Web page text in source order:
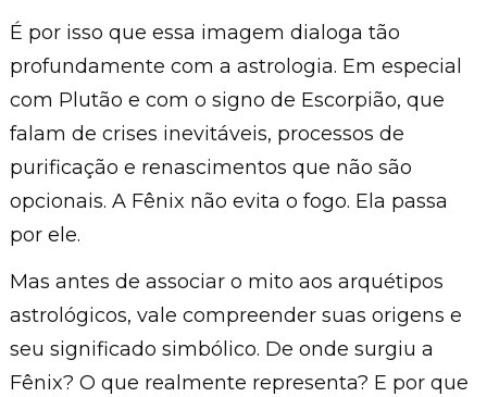
É por isso que essa imagem dialoga tão
profundamente com a astrologia. Em especial
com Plutão e com o signo de Escorpião, que
falam de crises inevitáveis, processos de
purificação e renascimentos que não são
opcionais. A Fênix não evita o fogo. Ela passa
por ele.
Mas antes de associar o mito aos arquétipos
astrológicos, vale compreender suas origens e
seu significado simbólico. De onde surgiu a
Fênix? O que realmente representa? E por que